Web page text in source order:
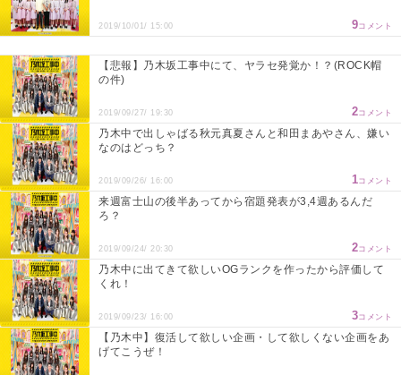
2019/10/01/ 15:00 9コメント
【悲報】乃木坂工事中にて、ヤラセ発覚か！？(ROCK帽
の件)
2019/09/27/ 19:30 2コメント
乃木中で出しゃばる秋元真夏さんと和田まあやさん、嫌い
なのはどっち？
2019/09/26/ 16:00 1コメント
来週富士山の後半あってから宿題発表が3,4週あるんだ
ろ？
2019/09/24/ 20:30 2コメント
乃木中に出てきて欲しいOGランクを作ったから評価して
くれ！
2019/09/23/ 16:00 3コメント
【乃木中】復活して欲しい企画・して欲しくない企画をあ
げてこうぜ！